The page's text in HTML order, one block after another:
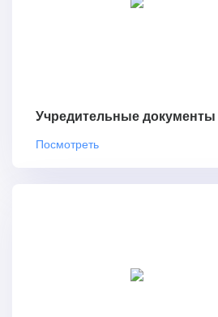
Учредительные документы
Посмотреть